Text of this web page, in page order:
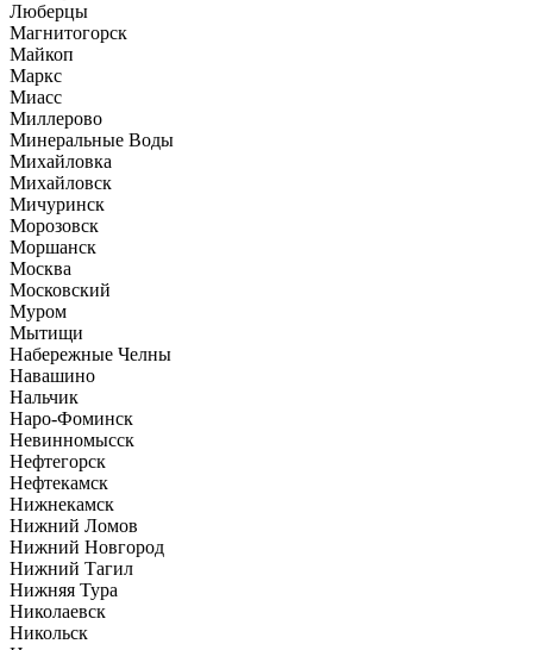
Люберцы
Магнитогорск
Майкоп
Маркс
Миасс
Миллерово
Минеральные Воды
Михайловка
Михайловск
Мичуринск
Морозовск
Моршанск
Москва
Московский
Муром
Мытищи
Набережные Челны
Навашино
Нальчик
Наро-Фоминск
Невинномысск
Нефтегорск
Нефтекамск
Нижнекамск
Нижний Ломов
Нижний Новгород
Нижний Тагил
Нижняя Тура
Николаевск
Никольск